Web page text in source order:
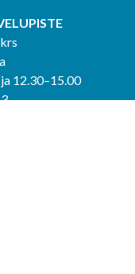
12.30–15.00